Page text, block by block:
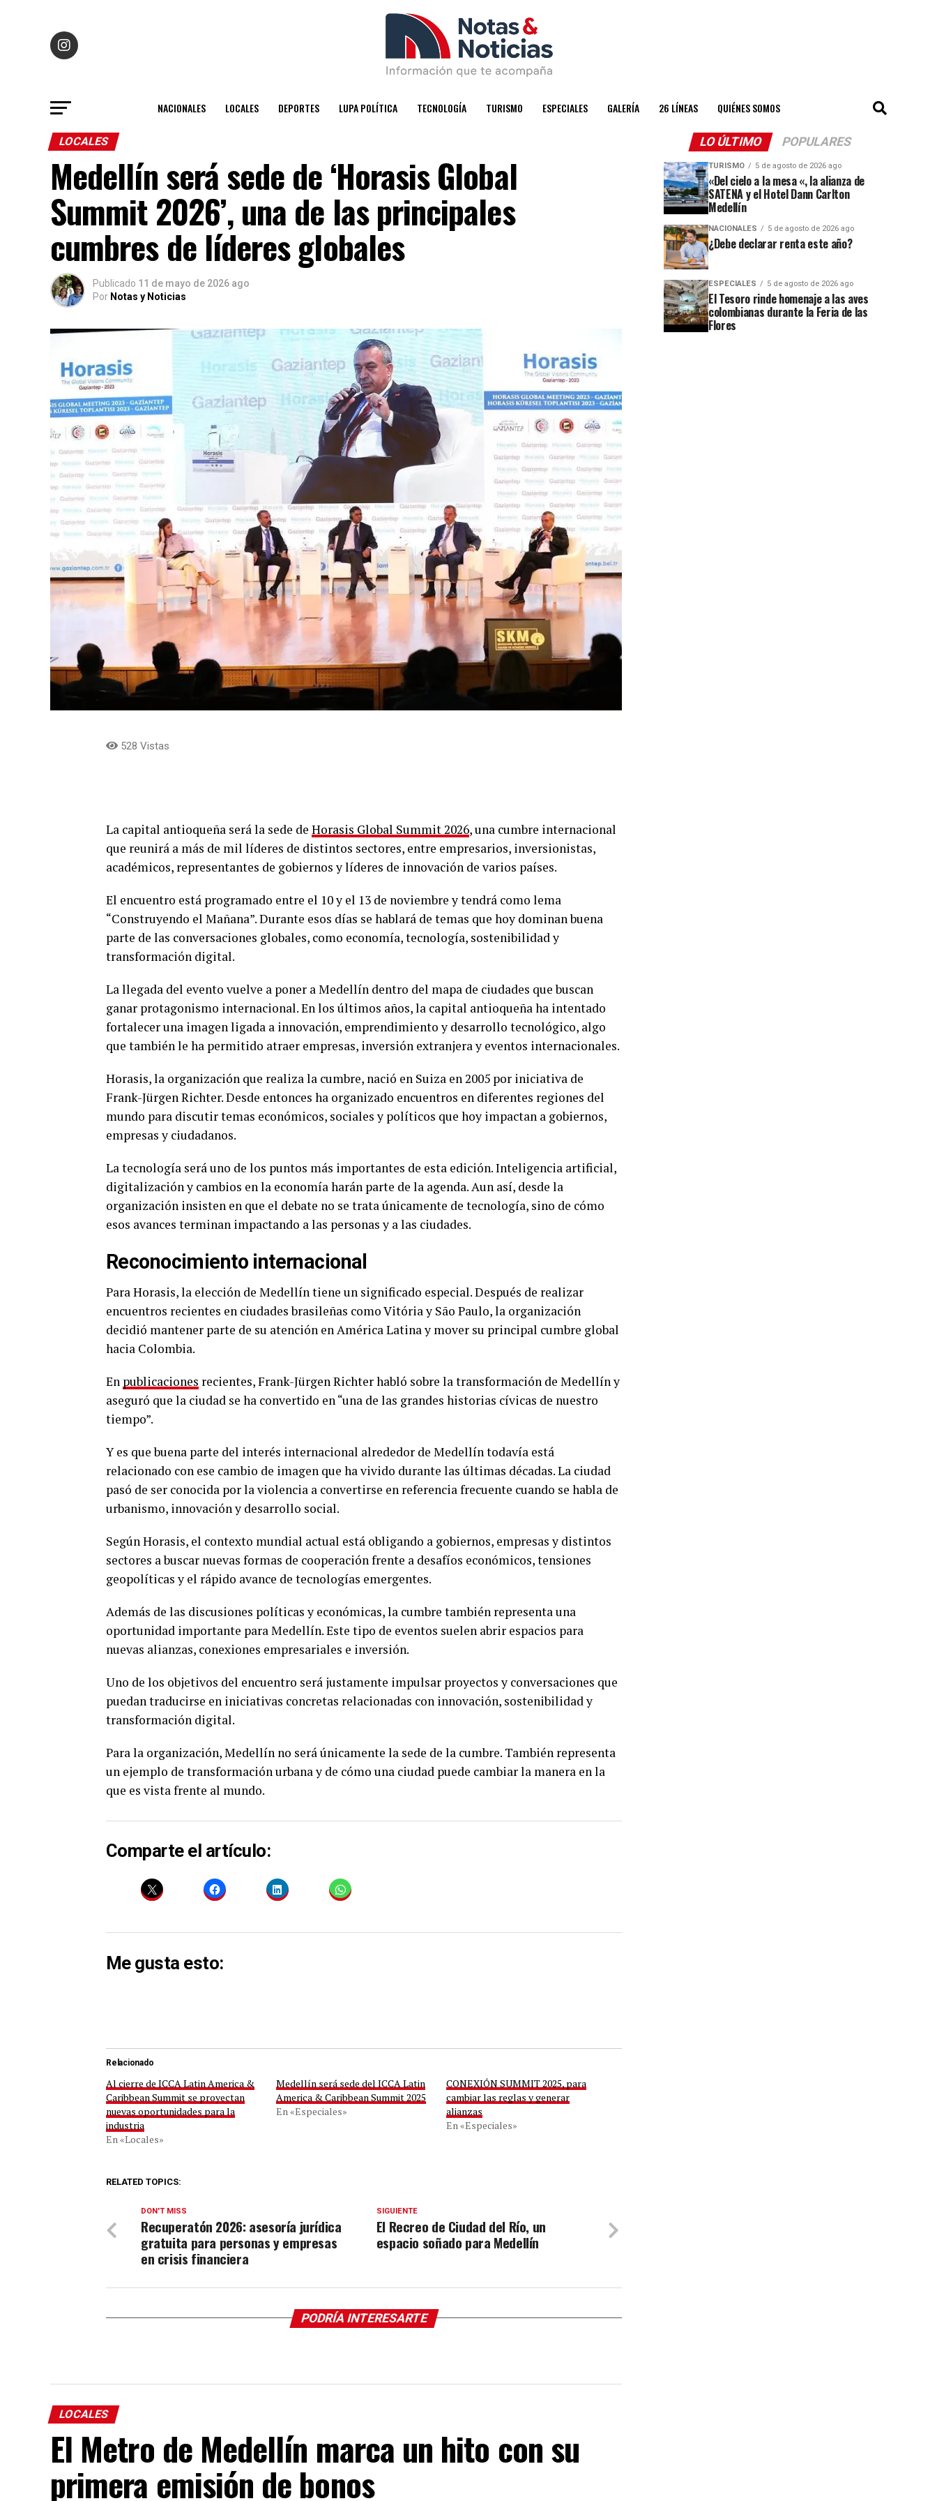
NACIONALES LOCALES DEPORTES LUPA POLÍTICA TECNOLOGÍA TURISMO ESPECIALES GALERÍA 26 LÍNEAS QUIÉNES SOMOS
LOCALES
Medellín será sede de ‘Horasis Global
Summit 2026’, una de las principales
cumbres de líderes globales
Publicado 11 de mayo de 2026 ago
Por Notas y Noticias
528 Vistas
La capital antioqueña será la sede de Horasis Global Summit 2026, una cumbre internacional
que reunirá a más de mil líderes de distintos sectores, entre empresarios, inversionistas,
académicos, representantes de gobiernos y líderes de innovación de varios países.
El encuentro está programado entre el 10 y el 13 de noviembre y tendrá como lema
“Construyendo el Mañana”. Durante esos días se hablará de temas que hoy dominan buena
parte de las conversaciones globales, como economía, tecnología, sostenibilidad y
transformación digital.
La llegada del evento vuelve a poner a Medellín dentro del mapa de ciudades que buscan
ganar protagonismo internacional. En los últimos años, la capital antioqueña ha intentado
fortalecer una imagen ligada a innovación, emprendimiento y desarrollo tecnológico, algo
que también le ha permitido atraer empresas, inversión extranjera y eventos internacionales.
Horasis, la organización que realiza la cumbre, nació en Suiza en 2005 por iniciativa de
Frank-Jürgen Richter. Desde entonces ha organizado encuentros en diferentes regiones del
mundo para discutir temas económicos, sociales y políticos que hoy impactan a gobiernos,
empresas y ciudadanos.
La tecnología será uno de los puntos más importantes de esta edición. Inteligencia artificial,
digitalización y cambios en la economía harán parte de la agenda. Aun así, desde la
organización insisten en que el debate no se trata únicamente de tecnología, sino de cómo
esos avances terminan impactando a las personas y a las ciudades.
Reconocimiento internacional
Para Horasis, la elección de Medellín tiene un significado especial. Después de realizar
encuentros recientes en ciudades brasileñas como Vitória y São Paulo, la organización
decidió mantener parte de su atención en América Latina y mover su principal cumbre global
hacia Colombia.
En publicaciones recientes, Frank-Jürgen Richter habló sobre la transformación de Medellín y
aseguró que la ciudad se ha convertido en “una de las grandes historias cívicas de nuestro
tiempo”.
Y es que buena parte del interés internacional alrededor de Medellín todavía está
relacionado con ese cambio de imagen que ha vivido durante las últimas décadas. La ciudad
pasó de ser conocida por la violencia a convertirse en referencia frecuente cuando se habla de
urbanismo, innovación y desarrollo social.
Según Horasis, el contexto mundial actual está obligando a gobiernos, empresas y distintos
sectores a buscar nuevas formas de cooperación frente a desafíos económicos, tensiones
geopolíticas y el rápido avance de tecnologías emergentes.
Además de las discusiones políticas y económicas, la cumbre también representa una
oportunidad importante para Medellín. Este tipo de eventos suelen abrir espacios para
nuevas alianzas, conexiones empresariales e inversión.
Uno de los objetivos del encuentro será justamente impulsar proyectos y conversaciones que
puedan traducirse en iniciativas concretas relacionadas con innovación, sostenibilidad y
transformación digital.
Para la organización, Medellín no será únicamente la sede de la cumbre. También representa
un ejemplo de transformación urbana y de cómo una ciudad puede cambiar la manera en la
que es vista frente al mundo.
Comparte el artículo:
Me gusta esto:
Relacionado
Al cierre de ICCA Latin America &
Caribbean Summit se proyectan
nuevas oportunidades para la
industria
En «Locales»
Medellín será sede del ICCA Latin
America & Caribbean Summit 2025
En «Especiales»
CONEXIÓN SUMMIT 2025, para
cambiar las reglas y generar
alianzas
En «Especiales»
RELATED TOPICS:
SIGUIENTE
El Recreo de Ciudad del Río, un
espacio soñado para Medellín
DON'T MISS
Recuperatón 2026: asesoría jurídica
gratuita para personas y empresas
en crisis financiera
PODRÍA INTERESARTE
LOCALES
El Metro de Medellín marca un hito con su
primera emisión de bonos
LO ÚLTIMO POPULARES
TURISMO 5 de agosto de 2026 ago
«Del cielo a la mesa «, la alianza de
SATENA y el Hotel Dann Carlton
Medellín
NACIONALES 5 de agosto de 2026 ago
¿Debe declarar renta este año?
ESPECIALES 5 de agosto de 2026 ago
El Tesoro rinde homenaje a las aves
colombianas durante la Feria de las
Flores